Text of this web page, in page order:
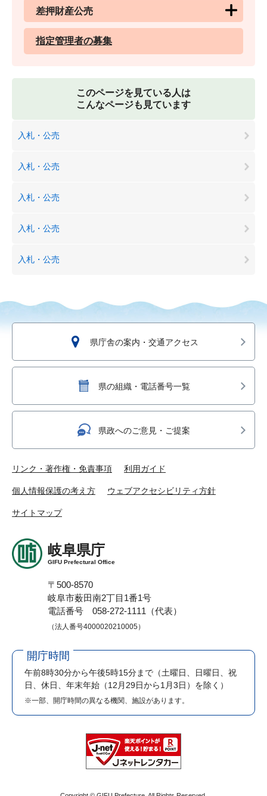
差押財産公売
指定管理者の募集
このページを見ている人は
こんなページも見ています
入札・公売
入札・公売
入札・公売
入札・公売
入札・公売
県庁舎の案内・交通アクセス
県の組織・電話番号一覧
県政へのご意見・ご提案
リンク・著作権・免責事項 利用ガイド
個人情報保護の考え方 ウェブアクセシビリティ方針
サイトマップ
岐阜県庁
GIFU Prefectural Office
〒500-8570
岐阜市薮田南2丁目1番1号
電話番号 058-272-1111（代表）
（法人番号4000020210005）
開庁時間
午前8時30分から午後5時15分まで （土曜日、日曜日、祝
日、休日、年末年始（12月29日から1月3日）を除く）
※一部、開庁時間の異なる機関、施設があります。